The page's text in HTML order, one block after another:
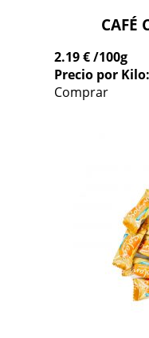
CAFÉ
2.19 €/100g
Precio por
Comprar